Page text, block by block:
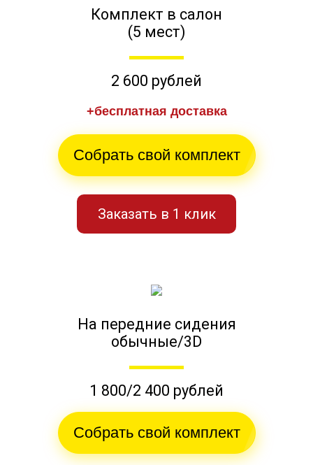
Комплект в салон
(5 мест)
2 600 рублей
+бесплатная доставка
Собрать свой комплект
Заказать в 1 клик
На передние сидения
обычные/3D
1 800/2 400 рублей
Собрать свой комплект